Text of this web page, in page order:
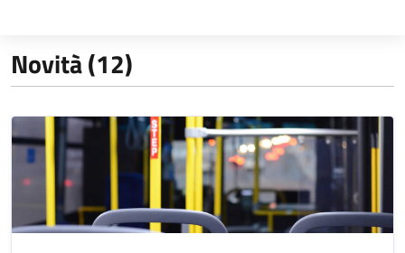
Novità (12)